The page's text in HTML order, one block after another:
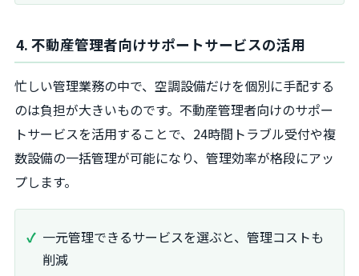
4. 不動産管理者向けサポートサービスの活用
忙しい管理業務の中で、空調設備だけを個別に手配する
のは負担が大きいものです。不動産管理者向けのサポー
トサービスを活用することで、24時間トラブル受付や複
数設備の一括管理が可能になり、管理効率が格段にアッ
プします。
一元管理できるサービスを選ぶと、管理コストも
削減